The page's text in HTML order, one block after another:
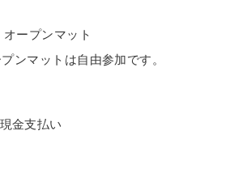
ープンマット
ンマットは自由参加です。
金支払い